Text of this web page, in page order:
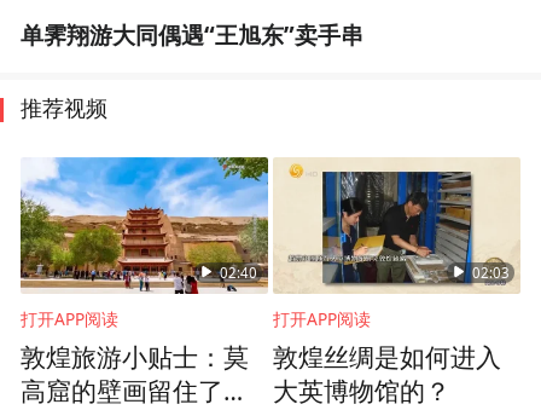
单霁翔游大同偶遇“王旭东”卖手串
推荐视频
02:40
打开APP阅读
敦煌旅游小贴士：莫
高窟的壁画留住了历
02:03
打开APP阅读
敦煌丝绸是如何进入
大英博物馆的？